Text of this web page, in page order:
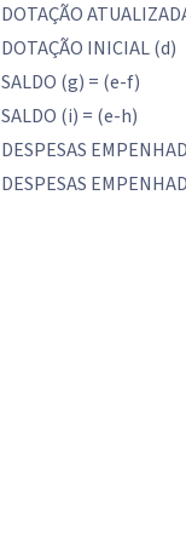
DOTAÇÃO
DOTAÇÃO INICIAL (d)
SALDO (g) = (e-f)
SALDO (i) = (e-h)
DESPESAS
DESPESAS